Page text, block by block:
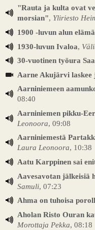
"Rauta ja kulta ovat
morsian", Yliriesto
1900 -luvun alun
1930-luvun Ivaloa,
30-vuotinen työura
Aarne Akujärvi laskee
Aarniniemeen
08:40
Aarniniemen pikku-
Leonoora, 09:08
Aarniniemestä
Laura Leonoora, 10:38
Aatu Karppinen sai
Aavesavotan jälkeisiä
Samuli, 07:23
Ahma on tuhoisa
Aholan Risto Ouran
Morottaja Pekka, 08:18